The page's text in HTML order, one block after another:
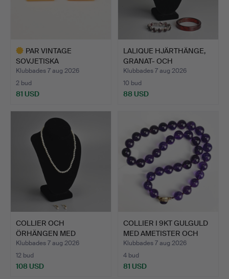
PAR VINTAGE
SOVJETISKA
BÄRNSTENSKNAPPAR, 1…
Klubbades 7 aug 2026
2 bud
81 USD
LALIQUE HJÄRTHÄNGE,
GRANAT- OCH
SILVERARMB…
Klubbades 7 aug 2026
10 bud
88 USD
COLLIER OCH
ÖRHÄNGEN MED
ODLADE PÄRLOR I 9…
Klubbades 7 aug 2026
12 bud
108 USD
COLLIER I 9KT GULGULD
MED AMETISTER OCH
LÅ…
Klubbades 7 aug 2026
4 bud
81 USD